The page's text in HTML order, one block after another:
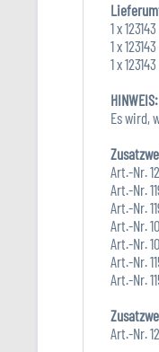
1 x
1 x
1 x
HINWEIS:
Es wird,
Art.-Nr.
Art.-Nr.
Art.-Nr.
Art.-Nr.
Art.-Nr.
Art.-Nr.
Art.-Nr.
Art.-Nr.